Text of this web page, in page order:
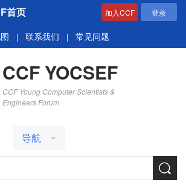
首页 加入CCF 登录
| 联系我们 | 常见问题
CCF YOCSEF
CCF Young Computer Scientists &
Engineers Forum
导航